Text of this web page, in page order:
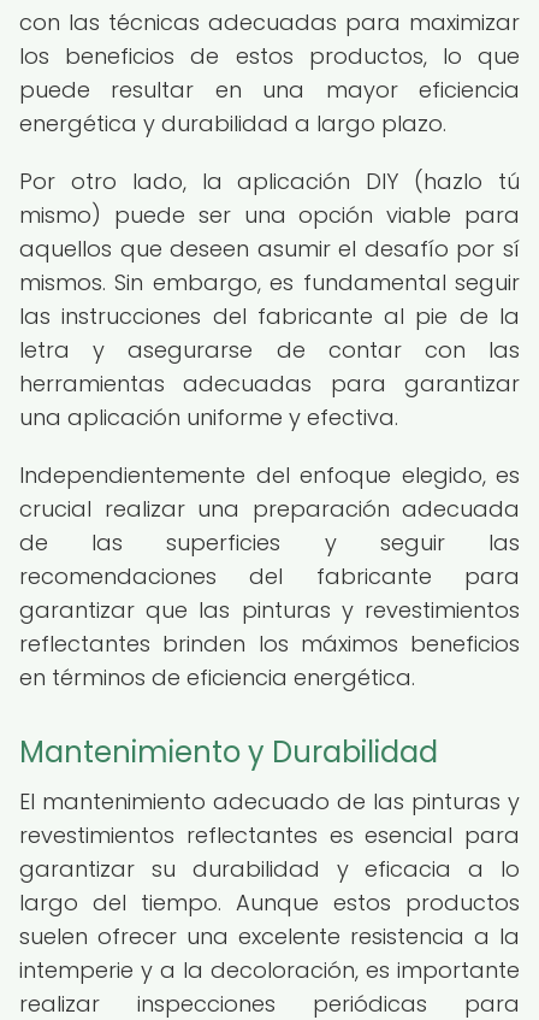
con las técnicas adecuadas para maximizar
los beneficios de estos productos, lo que
puede resultar en una mayor eficiencia
energética y durabilidad a largo plazo.
Por otro lado, la aplicación DIY (hazlo tú
mismo) puede ser una opción viable para
aquellos que deseen asumir el desafío por sí
mismos. Sin embargo, es fundamental seguir
las instrucciones del fabricante al pie de la
letra y asegurarse de contar con las
herramientas adecuadas para garantizar
una aplicación uniforme y efectiva.
Independientemente del enfoque elegido, es
crucial realizar una preparación adecuada
de las superficies y seguir las
recomendaciones del fabricante para
garantizar que las pinturas y revestimientos
reflectantes brinden los máximos beneficios
en términos de eficiencia energética.
Mantenimiento y Durabilidad
El mantenimiento adecuado de las pinturas y
revestimientos reflectantes es esencial para
garantizar su durabilidad y eficacia a lo
largo del tiempo. Aunque estos productos
suelen ofrecer una excelente resistencia a la
intemperie y a la decoloración, es importante
realizar inspecciones periódicas para